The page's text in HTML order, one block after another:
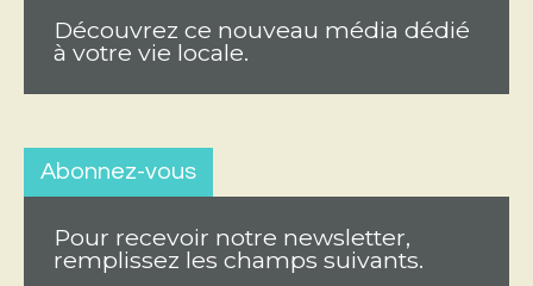
Découvrez ce nouveau média dédié
à votre vie locale.
Abonnez-vous
Pour recevoir notre newsletter,
remplissez les champs suivants.